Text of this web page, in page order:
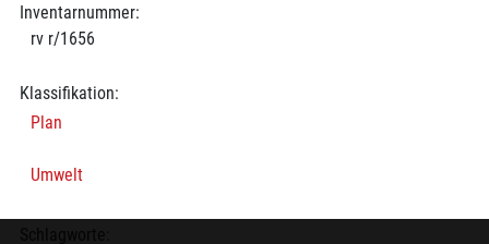
Inventarnummer:
rv r/1656
Klassifikation:
Plan
Umwelt